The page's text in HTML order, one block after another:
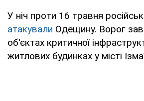
У ніч проти 16 травня
атакували Одещину. Ворог
об'єктах критичної
житлових будинках у місті